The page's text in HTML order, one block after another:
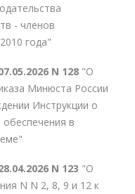
- членов
года"
N 128 "О
Минюста России
Инструкции о
в
N 123 "О
N N 2, 8, 9 и 12 к